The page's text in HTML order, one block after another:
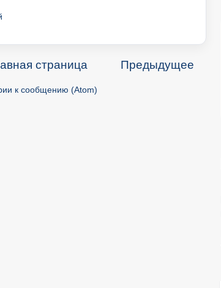
Предыдущее
страница
к сообщению (Atom)